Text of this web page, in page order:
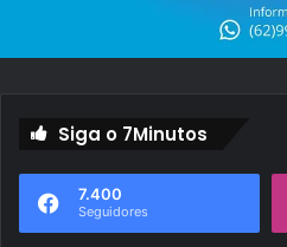
Siga o 7Minutos
7.400
Seguidores